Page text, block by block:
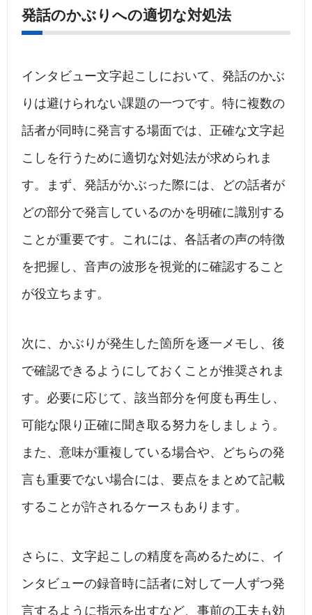
発話のかぶりへの適切な対処法
インタビュー文字起こしにおいて、発話のかぶ
りは避けられない課題の一つです。特に複数の
話者が同時に発言する場面では、正確な文字起
こしを行うために適切な対処法が求められま
す。まず、発話がかぶった際には、どの話者が
どの部分で発言しているのかを明確に識別する
ことが重要です。これには、各話者の声の特徴
を把握し、音声の波形を視覚的に確認すること
が役立ちます。
次に、かぶりが発生した箇所を逐一メモし、後
で確認できるようにしておくことが推奨されま
す。必要に応じて、該当部分を何度も再生し、
可能な限り正確に聞き取る努力をしましょう。
また、意味が重複している場合や、どちらの発
言も重要でない場合には、要点をまとめて記載
することが許されるケースもあります。
さらに、文字起こしの精度を高めるために、イ
ンタビューの録音時に話者に対して一人ずつ発
言するように指示を出すなど、事前の工夫も効